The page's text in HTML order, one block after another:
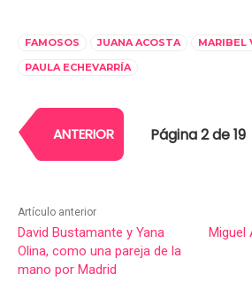
FAMOSOS JUANA ACOSTA
MARIBEL
PAULA ECHEVARRÍA
ANTERIOR Página 2 de 19
Artículo anterior
David Bustamante y Yana
Olina, como una pareja de la
mano por Madrid
Miguel